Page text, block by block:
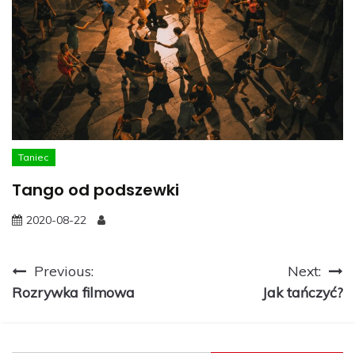
Taniec
Tango od podszewki
2020-08-22
Nawigacja
wpisu
Previous:
Rozrywka filmowa
Next:
Jak tańczyć?